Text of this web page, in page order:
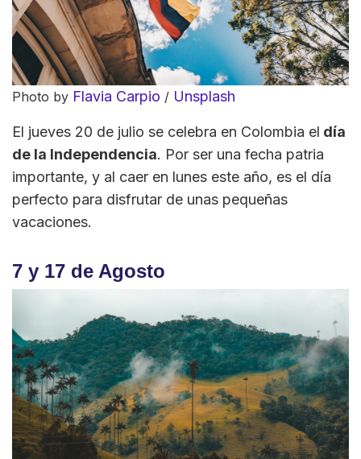
Photo by Flavia Carpio / Unsplash
El jueves 20 de julio se celebra en Colombia el día
de la Independencia. Por ser una fecha patria
importante, y al caer en lunes este año, es el día
perfecto para disfrutar de unas pequeñas
vacaciones.
7 y 17 de Agosto